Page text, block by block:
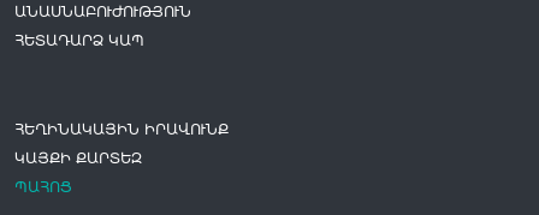
ԱՆԱՍՆԱԲՈՒԺՈՒԹՅՈՒՆ
ՀԵՏԱԴԱՐՁ ԿԱՊ
ՀԵՂԻՆԱԿԱՅԻՆ ԻՐԱՎՈՒՆՔ
ԿԱՅՔԻ ՔԱՐՏԵԶ
ՊԱՀՈՑ